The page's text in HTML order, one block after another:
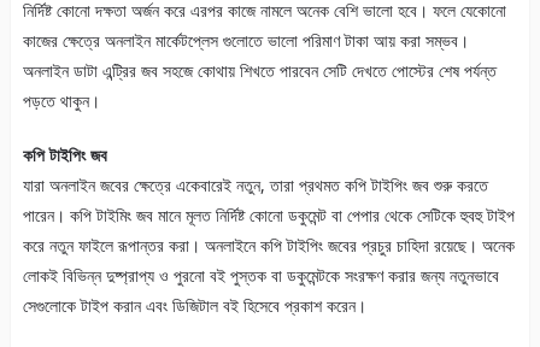
নির্দিষ্ট কোনো দক্ষতা অর্জন করে এরপর কাজে নামলে অনেক বেশি ভালো হবে। ফলে যেকোনো
কাজের ক্ষেত্রে অনলাইন মার্কেটপ্লেস গুলোতে ভালো পরিমাণ টাকা আয় করা সম্ভব।
অনলাইন ডাটা এন্ট্রির জব সহজে কোথায় শিখতে পারবেন সেটি দেখতে পোস্টের শেষ পর্যন্ত
পড়তে থাকুন।
কপি টাইপিং জব
যারা অনলাইন জবের ক্ষেত্রে একেবারেই নতুন, তারা প্রথমত কপি টাইপিং জব শুরু করতে
পারেন। কপি টাইমিং জব মানে মূলত নির্দিষ্ট কোনো ডকুমেন্ট বা পেপার থেকে সেটিকে হুবহু টাইপ
করে নতুন ফাইলে রূপান্তর করা। অনলাইনে কপি টাইপিং জবের প্রচুর চাহিদা রয়েছে। অনেক
লোকই বিভিন্ন দুষ্প্রাপ্য ও পুরনো বই পুস্তক বা ডকুমেন্টকে সংরক্ষণ করার জন্য নতুনভাবে
সেগুলোকে টাইপ করান এবং ডিজিটাল বই হিসেবে প্রকাশ করেন।